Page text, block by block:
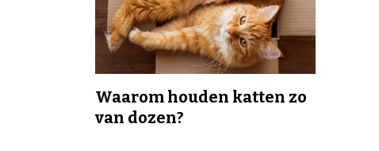
Waarom houden katten zo
van dozen?